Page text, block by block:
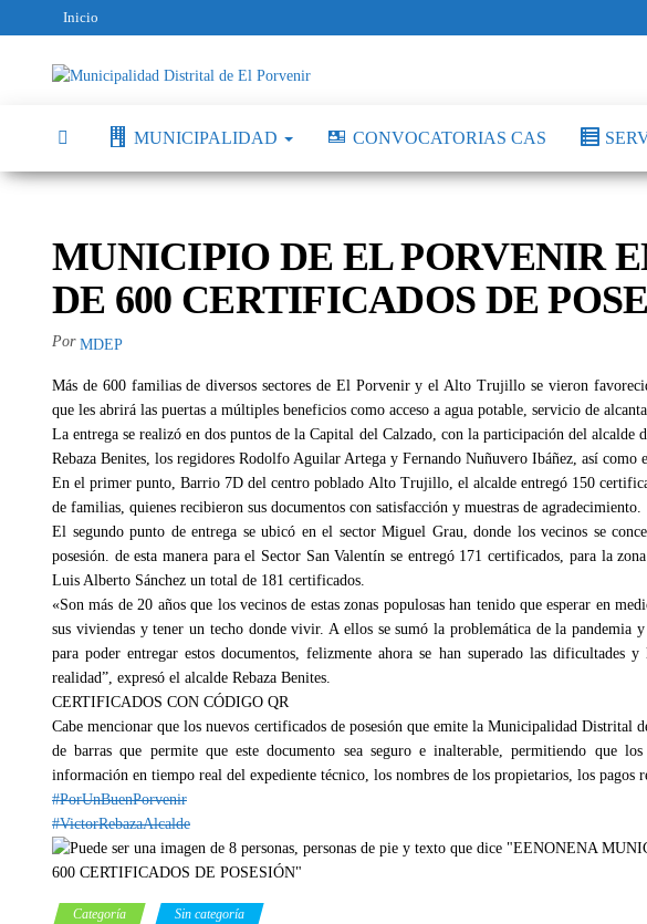
Inicio
Distrital de El
Calzado
Peruano
MUNICIPALIDAD CONVOCATORIAS CAS
MUNICIPIO DE EL PORVENIR
DE 600 CERTIFICADOS DE
Por MDEP
Más de 600 familias de diversos sectores de El Porvenir y el Alto Trujillo se vieron
que les abrirá las puertas a múltiples beneficios como acceso a agua potable, servicio de
La entrega se realizó en dos puntos de la Capital del Calzado, con la participación del
Rebaza Benites, los regidores Rodolfo Aguilar Artega y Fernando Nuñuvero Ibáñez, así como
En el primer punto, Barrio 7D del centro poblado Alto Trujillo, el alcalde entregó 150
de familias, quienes recibieron sus documentos con satisfacción y muestras de agradecimiento.
El segundo punto de entrega se ubicó en el sector Miguel Grau, donde los vecinos se
posesión. de esta manera para el Sector San Valentín se entregó 171 certificados, para la
Luis Alberto Sánchez un total de 181 certificados.
«Son más de 20 años que los vecinos de estas zonas populosas han tenido que esperar en
sus viviendas y tener un techo donde vivir. A ellos se sumó la problemática de la pandemia
para poder entregar estos documentos, felizmente ahora se han superado las dificultades
realidad”, expresó el alcalde Rebaza Benites.
CERTIFICADOS CON CÓDIGO QR
Cabe mencionar que los nuevos certificados de posesión que emite la Municipalidad Distrital
de barras que permite que este documento sea seguro e inalterable, permitiendo que
información en tiempo real del expediente técnico, los nombres de los propietarios, los pagos
#PorUnBuenPorvenir
#VictorRebazaAlcalde
Categoría Sin categoría